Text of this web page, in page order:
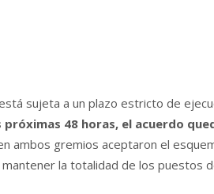
sujeta a un plazo estricto de
48 horas, el acuerdo
ambos gremios aceptaron el
la totalidad de los puestos